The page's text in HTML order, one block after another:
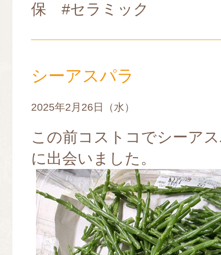
保 #セラミック
シーアスパラ
2025年2月26日（水）
この前コストコでシーア
に出会いました。